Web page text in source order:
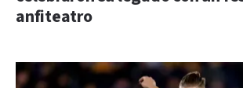
anfiteatro